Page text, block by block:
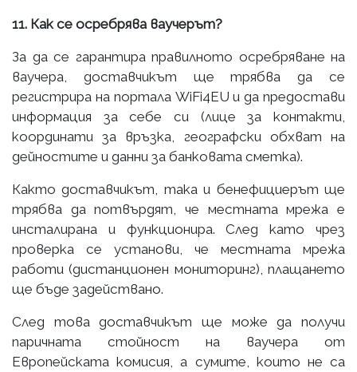
11. Как се осребрява ваучерът?
За да се гарантира правилното осребряване на
ваучера, доставчикът ще трябва да се
регистрира на портала WiFi4EU и да предостави
информация за себе си (лице за контакти,
координати за връзка, географски обхват на
дейностите и данни за банковата сметка).
Както доставчикът, така и бенефициерът ще
трябва да потвърдят, че местната мрежа е
инсталирана и функционира. След като чрез
проверка се установи, че местната мрежа
работи (дистанционен мониторинг), плащането
ще бъде задействано.
След това доставчикът ще може да получи
паричната стойност на ваучера от
Европейската комисия, а сумите, които не са